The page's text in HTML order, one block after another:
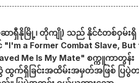
မူဆာရှီနိုမြို့၊ တိုကျို) သည် နိုင်ငံတစ်ဝှမ်းရှိ
a Former Combat Slave, But
Me Is My Mate" စက္ကူကာတွန်း
ရှိခြင်းအထိမ်းအမှတ်အဖြစ် ပြပွဲ